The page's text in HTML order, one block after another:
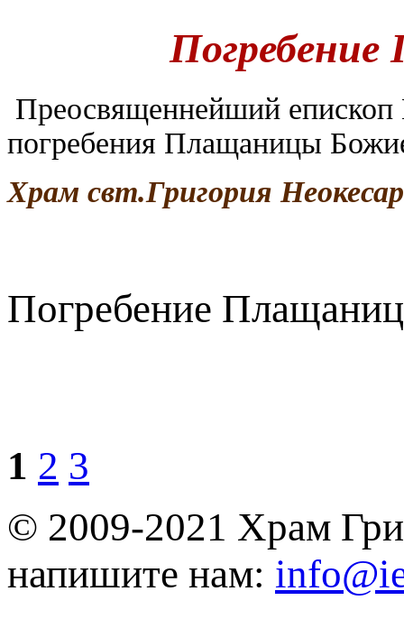
Преосвященнейший епископ
погребения Плащаницы
Храм свт.Григория
Погребение
1 2 3
© 2009-2021 Храм
напишите нам: